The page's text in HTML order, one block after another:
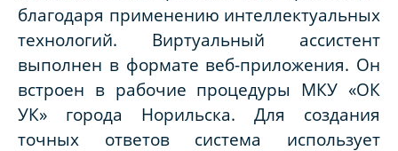
благодаря применению интеллектуальных
технологий. Виртуальный ассистент
выполнен в формате веб-приложения. Он
встроен в рабочие процедуры МКУ «ОК
УК» города Норильска. Для создания
точных ответов система использует